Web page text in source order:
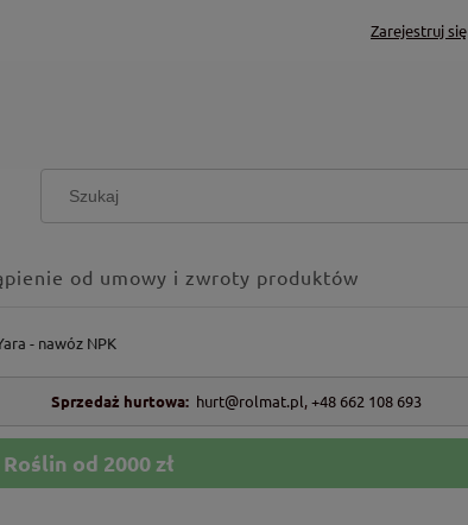
Zarejestruj się
od umowy i zwroty produktów
- nawóz NPK
Sprzedaż hurtowa: hurt@rolmat.pl,+48 662 108 693
od 2000 zł